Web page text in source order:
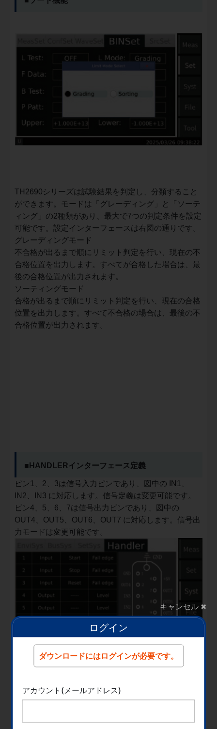
キャンセル ×
ログイン
ダウンロードにはログインが必要です。
アカウント(メールアドレス)
TH2690シリーズは試験結果を判定し、分類すること
ができます。モードは「グレーディング」と「ソーテ
ィング」の2種類があり、最大で7つの判定条件を設定
可能です。設定インターフェースは右図の通りです。
グレーディングモード
不合格が出るまで順にリミット判定を行い、現在の不
合格位置を出力します。すべてが合格した場合は、最
後の合格位置が出力されます。
ソーティングモード
合格が出るまで順にリミット判定を行い、現在の合格
位置を出力します。すべて不合格の場合は、最後の不
合格位置が出力されます。
■HANDLERインターフェース定義
ピン1、2、3は信号入力ピンであり、図中の IN1、
IN2、IN3 に対応します。信号定義は変更可能です。
ピン4、5、6、7は信号出力ピンであり、図中の
OUT4、OUT5、OUT6、OUT7 に対応します。信号出
力モードは変更可能です。
■エラーメッセージ